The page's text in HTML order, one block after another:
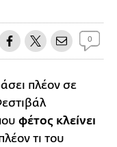
0
πλέον σε
φέτος κλείνει
τι του